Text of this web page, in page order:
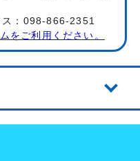
：098-866-2351
をご利用ください。